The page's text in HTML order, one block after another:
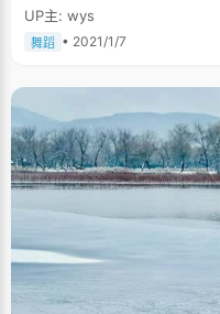
UP主: wys
舞蹈 • 2021/1/7